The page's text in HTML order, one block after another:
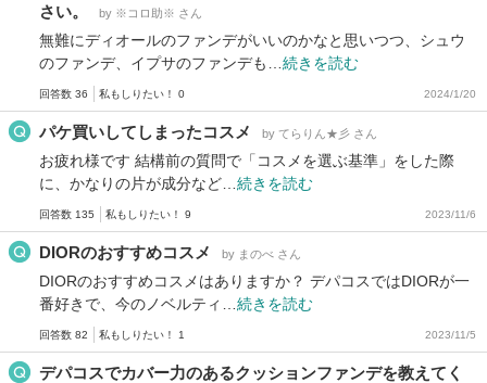
さい。
by ※コロ助※ さん
無難にディオールのファンデがいいのかなと思いつつ、シュウ
のファンデ、イプサのファンデも… 続きを読む
回答数 36 私もしりたい！ 0 2024/1/20
パケ買いしてしまったコスメ by てらりん★彡 さん
お疲れ様です 結構前の質問で「コスメを選ぶ基準」をした際
に、かなりの片が成分など… 続きを読む
回答数 135 私もしりたい！ 9 2023/11/6
DIORのおすすめコスメ by まのべ さん
DIORのおすすめコスメはありますか？ デパコスではDIORが一
番好きで、今のノベルティ… 続きを読む
回答数 82 私もしりたい！ 1 2023/11/5
デパコスでカバー力のあるクッションファンデを教えてく